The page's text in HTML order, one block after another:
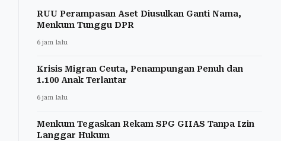
RUU Perampasan Aset Diusulkan Ganti Nama,
Menkum Tunggu DPR
6 jam lalu
Krisis Migran Ceuta, Penampungan Penuh dan
1.100 Anak Terlantar
6 jam lalu
Menkum Tegaskan Rekam SPG GIIAS Tanpa Izin
Langgar Hukum